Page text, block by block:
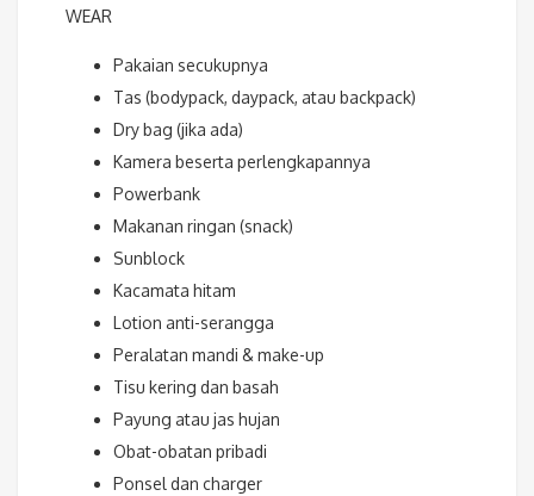
WEAR
Pakaian secukupnya
Tas (bodypack, daypack, atau backpack)
Dry bag (jika ada)
Kamera beserta perlengkapannya
Powerbank
Makanan ringan (snack)
Sunblock
Kacamata hitam
Lotion anti-serangga
Peralatan mandi & make-up
Tisu kering dan basah
Payung atau jas hujan
Obat-obatan pribadi
Ponsel dan charger